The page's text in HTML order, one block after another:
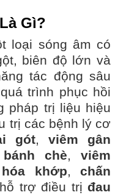
Gì?
loại sóng âm có
biên độ lớn và
tác động sâu
trình phục hồi
pháp trị liệu hiệu
trị các bệnh lý cơ
gót, viêm gân
chè, viêm
khớp,chấn
trợ điều trị đau